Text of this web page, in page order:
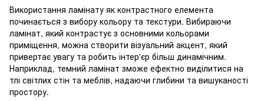
Використання ламінату як контрастного елемента
починається з вибору кольору та текстури. Вибираючи
ламінат, який контрастує з основними кольорами
приміщення, можна створити візуальний акцент, який
привертає увагу та робить інтер'єр більш динамічним.
Наприклад, темний ламінат зможе ефектно виділитися на
тлі світлих стін та меблів, надаючи глибини та вишуканості
простору.